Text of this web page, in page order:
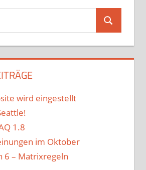
Suchen
wird eingestellt
1.8
im Oktober
6 – Matrixregeln